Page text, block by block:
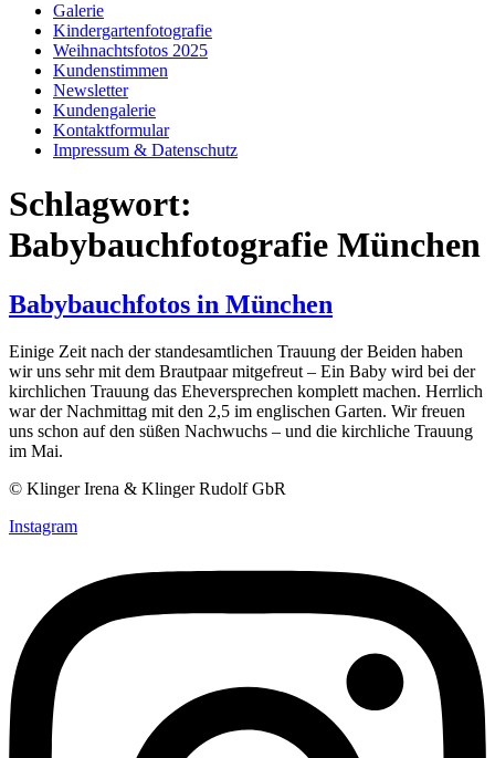
Galerie
Kindergartenfotografie
Weihnachtsfotos 2025
Kundenstimmen
Newsletter
Kundengalerie
Kontaktformular
Impressum & Datenschutz
Schlagwort:
Babybauchfotografie München
Babybauchfotos in München
Einige Zeit nach der standesamtlichen Trauung der Beiden haben
wir uns sehr mit dem Brautpaar mitgefreut – Ein Baby wird bei der
kirchlichen Trauung das Eheversprechen komplett machen. Herrlich
war der Nachmittag mit den 2,5 im englischen Garten. Wir freuen
uns schon auf den süßen Nachwuchs – und die kirchliche Trauung
im Mai.
© Klinger Irena & Klinger Rudolf GbR
Instagram